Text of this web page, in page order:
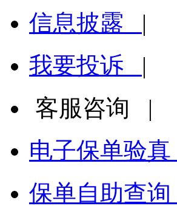
信息披露 |
我要投诉 |
客服咨询 |
电子保单验真
保单自助查询